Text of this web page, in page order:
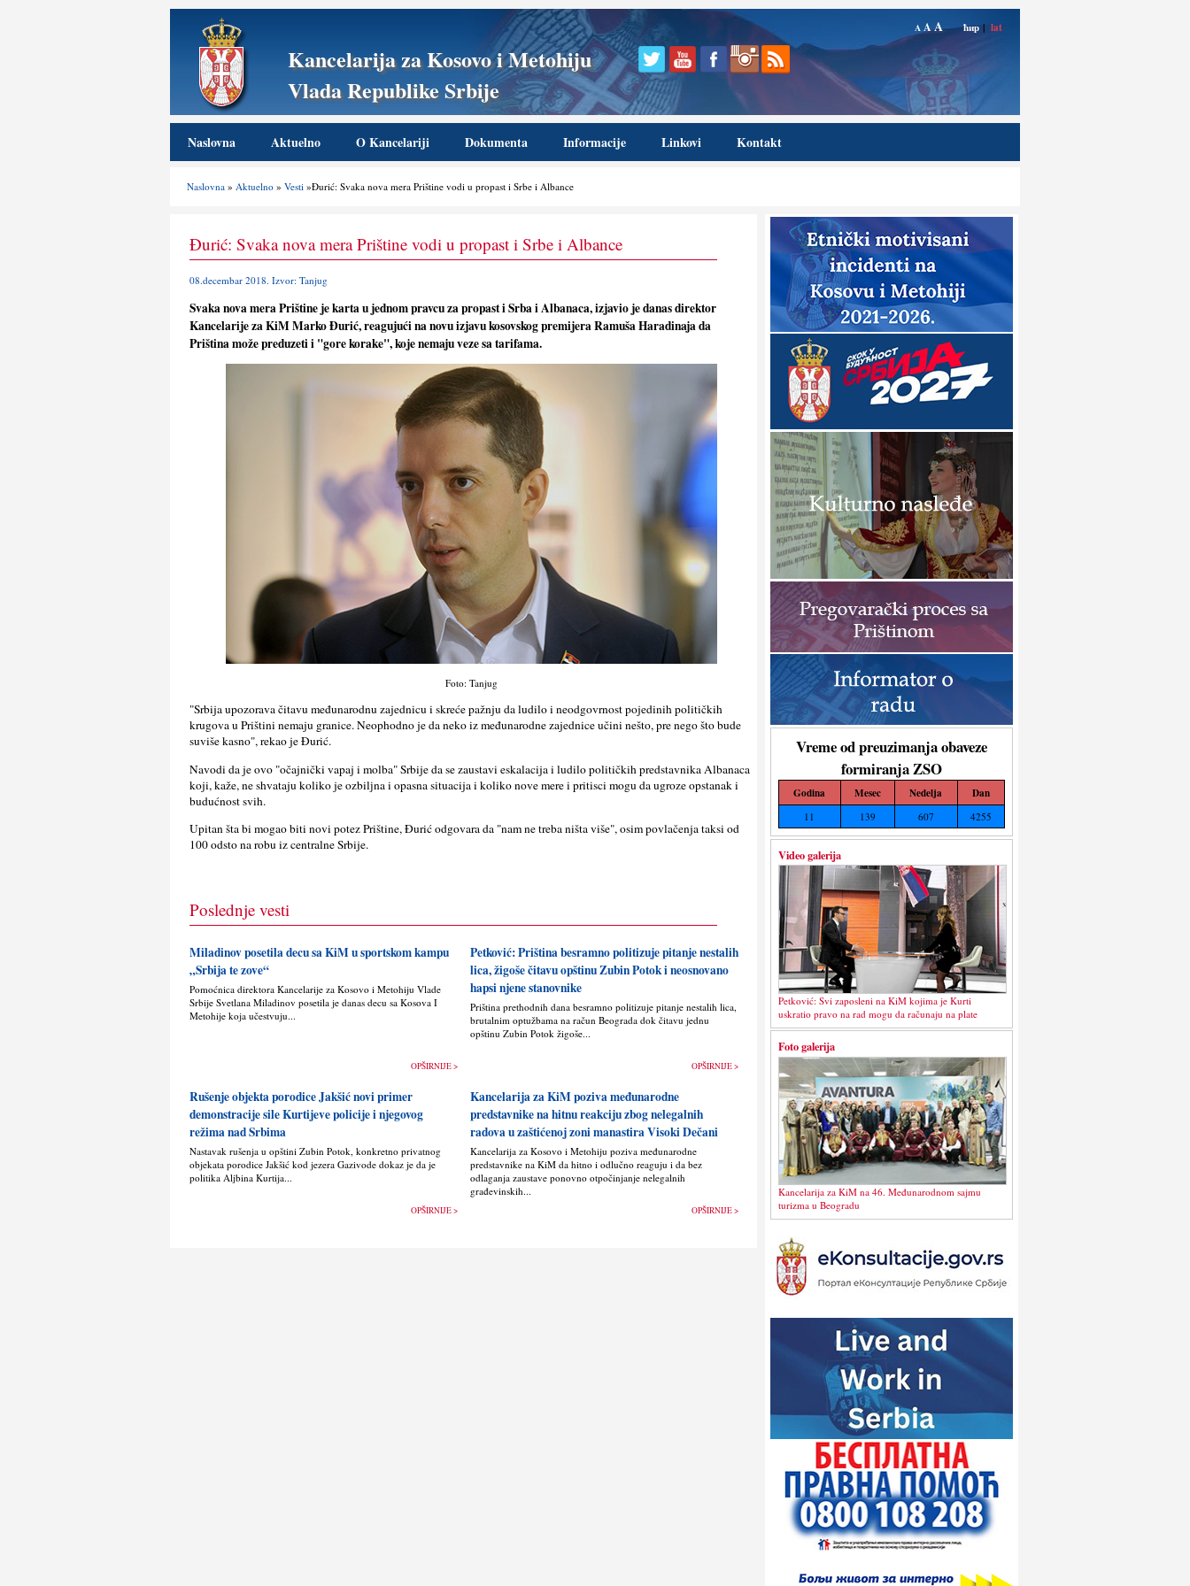
Kancelarija za Kosovo i Metohiju
Vlada Republike Srbije
A AA ћир | lat
Naslovna Aktuelno O Kancelariji Dokumenta Informacije Linkovi Kontakt
Naslovna »Aktuelno »Vesti »Đurić: Svaka nova mera Prištine vodi u propast i Srbe i Albance
Vreme od preuzimanja obaveze
formiranja ZSO
Godina Mesec Nedelja Dan
11 139 607 4255
Video galerija
Petković: Svi zaposleni na KiM kojima je Kurti
uskratio pravo na rad mogu da računaju na plate
Foto galerija
Kancelarija za KiM na 46. Međunarodnom sajmu
turizma u Beogradu
Đurić: Svaka nova mera Prištine vodi u propast i Srbe i Albance
08.decembar 2018. Izvor: Tanjug
Svaka nova mera Prištine je karta u jednom pravcu za propast i Srba i Albanaca, izjavio je danas direktor
Kancelarije za KiM Marko Đurić, reagujući na novu izjavu kosovskog premijera Ramuša Haradinaja da
Priština može preduzeti i "gore korake", koje nemaju veze sa tarifama.
Foto: Tanjug
"Srbija upozorava čitavu međunarodnu zajednicu i skreće pažnju da ludilo i neodgovrnost pojedinih političkih
krugova u Prištini nemaju granice. Neophodno je da neko iz međunarodne zajednice učini nešto, pre nego što bude
suviše kasno", rekao je Đurić.
Navodi da je ovo "očajnički vapaj i molba" Srbije da se zaustavi eskalacija i ludilo političkih predstavnika Albanaca
koji, kaže, ne shvataju koliko je ozbilјna i opasna situacija i koliko nove mere i pritisci mogu da ugroze opstanak i
budućnost svih.
Upitan šta bi mogao biti novi potez Prištine, Đurić odgovara da "nam ne treba ništa više", osim povlačenja taksi od
100 odsto na robu iz centralne Srbije.
Poslednje vesti
Miladinov posetila decu sa KiM u sportskom kampu
„Srbija te zove“
Pomoćnica direktora Kancelarije za Kosovo i Metohiju Vlade
Srbije Svetlana Miladinov posetila je danas decu sa Kosova I
Metohije koja učestvuju...
OPŠIRNIJE >
Petković: Priština besramno politizuje pitanje nestalih
lica, žigoše čitavu opštinu Zubin Potok i neosnovano
hapsi njene stanovnike
Priština prethodnih dana besramno politizuje pitanje nestalih lica,
brutalnim optužbama na račun Beograda dok čitavu jednu
opštinu Zubin Potok žigoše...
OPŠIRNIJE >
Rušenje objekta porodice Jakšić novi primer
demonstracije sile Kurtijeve policije i njegovog
režima nad Srbima
Nastavak rušenja u opštini Zubin Potok, konkretno privatnog
objekata porodice Jakšić kod jezera Gazivode dokaz je da je
politika Alјbina Kurtija...
OPŠIRNIJE >
Kancelarija za KiM poziva međunarodne
predstavnike na hitnu reakciju zbog nelegalnih
radova u zaštićenoj zoni manastira Visoki Dečani
Kancelarija za Kosovo i Metohiju poziva međunarodne
predstavnike na KiM da hitno i odlučno reaguju i da bez
odlaganja zaustave ponovno otpočinjanje nelegalnih
građevinskih...
OPŠIRNIJE >